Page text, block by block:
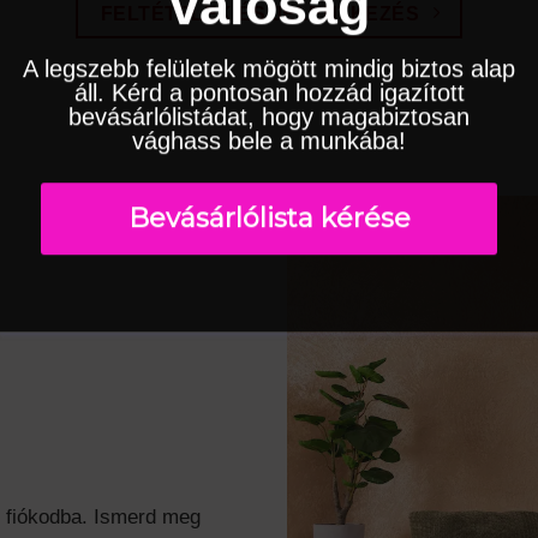
FELTÉTELEK ÉS JELENTKEZÉS
Ismerd meg
A legszebb felületek mögött mindig biztos alap
áll. Kérd a pontosan hozzád igazított
bevásárlólistádat, hogy magabiztosan
vághass bele a munkába!
Bevásárlólista kérése